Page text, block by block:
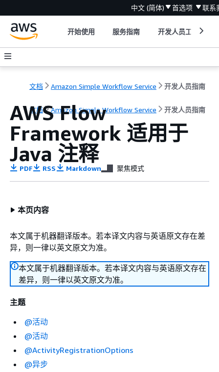
中文 (简体) 首选项 联系
开始使用 服务指南 开发人员工具
文档 Amazon Simple Workflow Service 开发人员指南
文档 Amazon Simple Workflow Service 开发人员指南
AWS Flow
Framework 适用于
Java 注释
PDF RSS Markdown 聚焦模式
本页内容
本文属于机器翻译版本。若本译文内容与英语原文存在差
异，则一律以英文原文为准。
本文属于机器翻译版本。若本译文内容与英语原文存在
差异，则一律以英文原文为准。
主题
@活动
@活动
@ActivityRegistrationOptions
@异步